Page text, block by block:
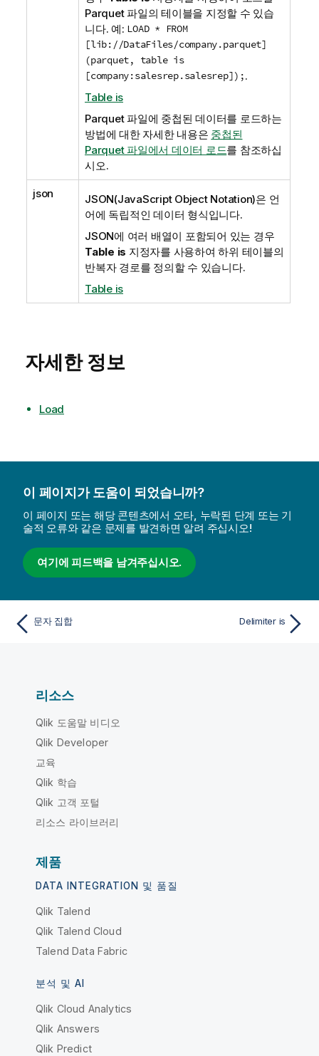
Parquet파일의 테이블을 지정할 수 있습
니다. 예: LOAD * FROM
[lib://DataFiles/company.parquet]
(parquet, table is
[company:salesrep.salesrep]);.
Table is
Parquet 파일에 중첩된 데이터를 로드하는
방법에 대한 자세한 내용은 중첩된
Parquet 파일에서 데이터 로드를 참조하십
시오.
json JSON(JavaScript Object Notation)은 언
어에 독립적인 데이터 형식입니다.
JSON에 여러 배열이 포함되어 있는 경우
Table is 지정자를 사용하여 하위 테이블의
반복자 경로를 정의할 수 있습니다.
Table is
자세한 정보
Load
이 페이지가 도움이 되었습니까?
이 페이지 또는 해당 콘텐츠에서 오타, 누락된 단계 또는 기
술적 오류와 같은 문제를 발견하면 알려 주십시오!
여기에 피드백을 남겨주십시오.
문자 집합 Delimiter is
리소스
Qlik 도움말 비디오
Qlik Developer
교육
Qlik 학습
Qlik 고객 포털
리소스 라이브러리
제품
DATA INTEGRATION 및 품질
Qlik Talend
Qlik Talend Cloud
Talend Data Fabric
분석 및 AI
Qlik Cloud Analytics
Qlik Answers
Qlik Predict